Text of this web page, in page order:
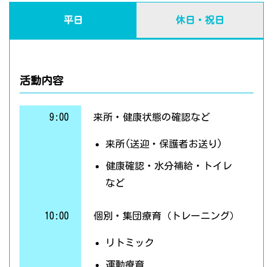
平日 休日・祝日
活動内容
9:00 来所・健康状態の確認など
来所(送迎・保護者お送り)
健康確認・水分補給・トイレ
など
10:00 個別・集団療育（トレーニング）
リトミック
運動療育